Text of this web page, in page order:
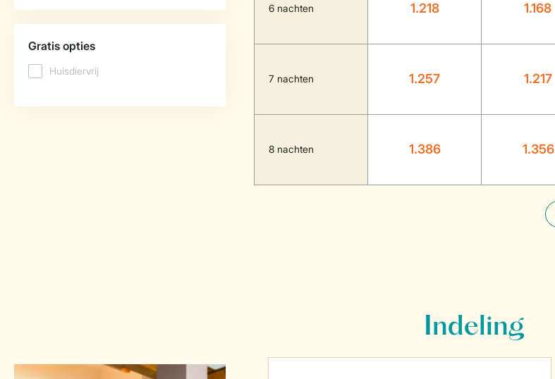
6 nachten 1.218 1.168
7 nachten 1.257 1.217
8 nachten 1.386 1.356
Indeling